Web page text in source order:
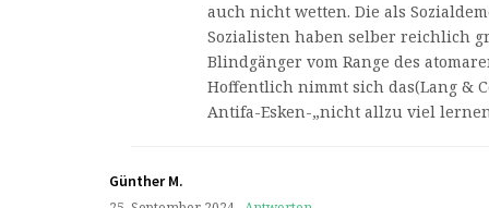
auch nicht wetten. Die als
Sozialisten haben selber reichlich
Blindgänger vom Range des
Hoffentlich nimmt sich das(Lang &
Antifa-Esken-„nicht allzu viel
Günther M.